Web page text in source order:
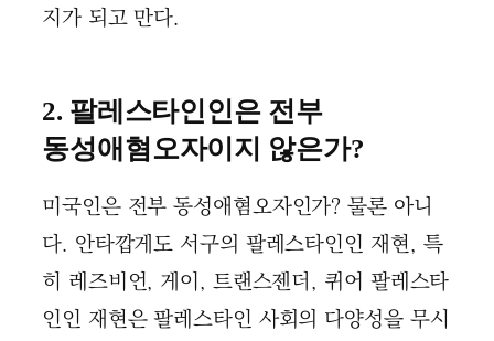
지가 되고 만다.
2. 팔레스타인인은 전부
동성애혐오자이지 않은가?
미국인은 전부 동성애혐오자인가? 물론 아니
다. 안타깝게도 서구의 팔레스타인인 재현, 특
히 레즈비언, 게이, 트랜스젠더, 퀴어 팔레스타
인인 재현은 팔레스타인 사회의 다양성을 무시